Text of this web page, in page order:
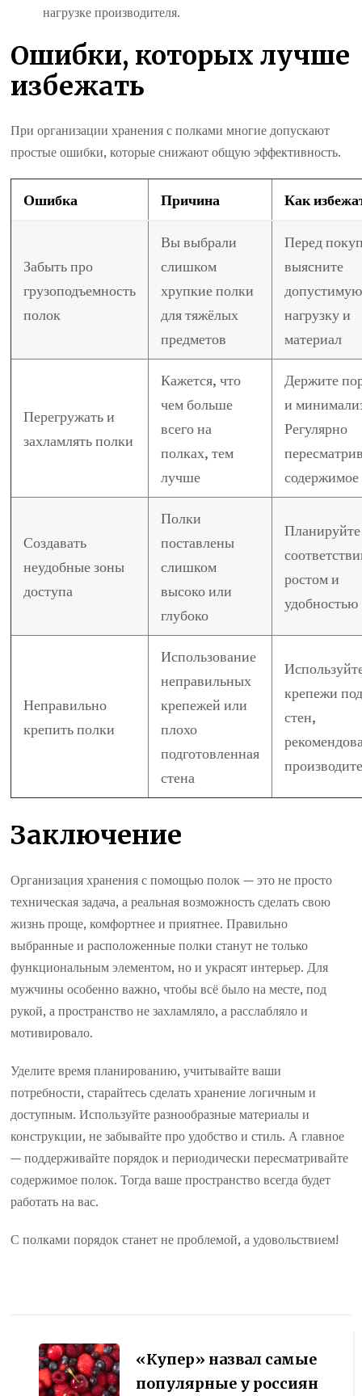
нагрузке производителя.
Ошибки, которых лучше
избежать
При организации хранения с полками многие допускают
простые ошибки, которые снижают общую эффективность.
Ошибка Причина Как
Забыть про
грузоподъемность
полок
Вы выбрали
слишком
хрупкие полки
для тяжёлых
предметов
Перед
выясните
допустимую
нагрузку и
материал
Перегружать и
захламлять полки
Кажется, что
чем больше
всего на
полках, тем
лучше
Держите
и
Регулярно
содержимое
Создавать
неудобные зоны
доступа
Полки
поставлены
слишком
высоко или
глубоко
ростом и
удобностью
Неправильно
крепить полки
Использование
неправильных
крепежей или
плохо
подготовленная
стена
крепежи
стен,
Заключение
Организация хранения с помощью полок — это не просто
техническая задача, а реальная возможность сделать свою
жизнь проще, комфортнее и приятнее. Правильно
выбранные и расположенные полки станут не только
функциональным элементом, но и украсят интерьер. Для
мужчины особенно важно, чтобы всё было на месте, под
рукой, а пространство не захламляло, а расслабляло и
мотивировало.
Уделите время планированию, учитывайте ваши
потребности, старайтесь сделать хранение логичным и
доступным. Используйте разнообразные материалы и
конструкции, не забывайте про удобство и стиль. А главное
— поддерживайте порядок и периодически пересматривайте
содержимое полок. Тогда ваше пространство всегда будет
работать на вас.
С полками порядок станет не проблемой, а удовольствием!
по
«Купер» назвал самые
популярные у россиян